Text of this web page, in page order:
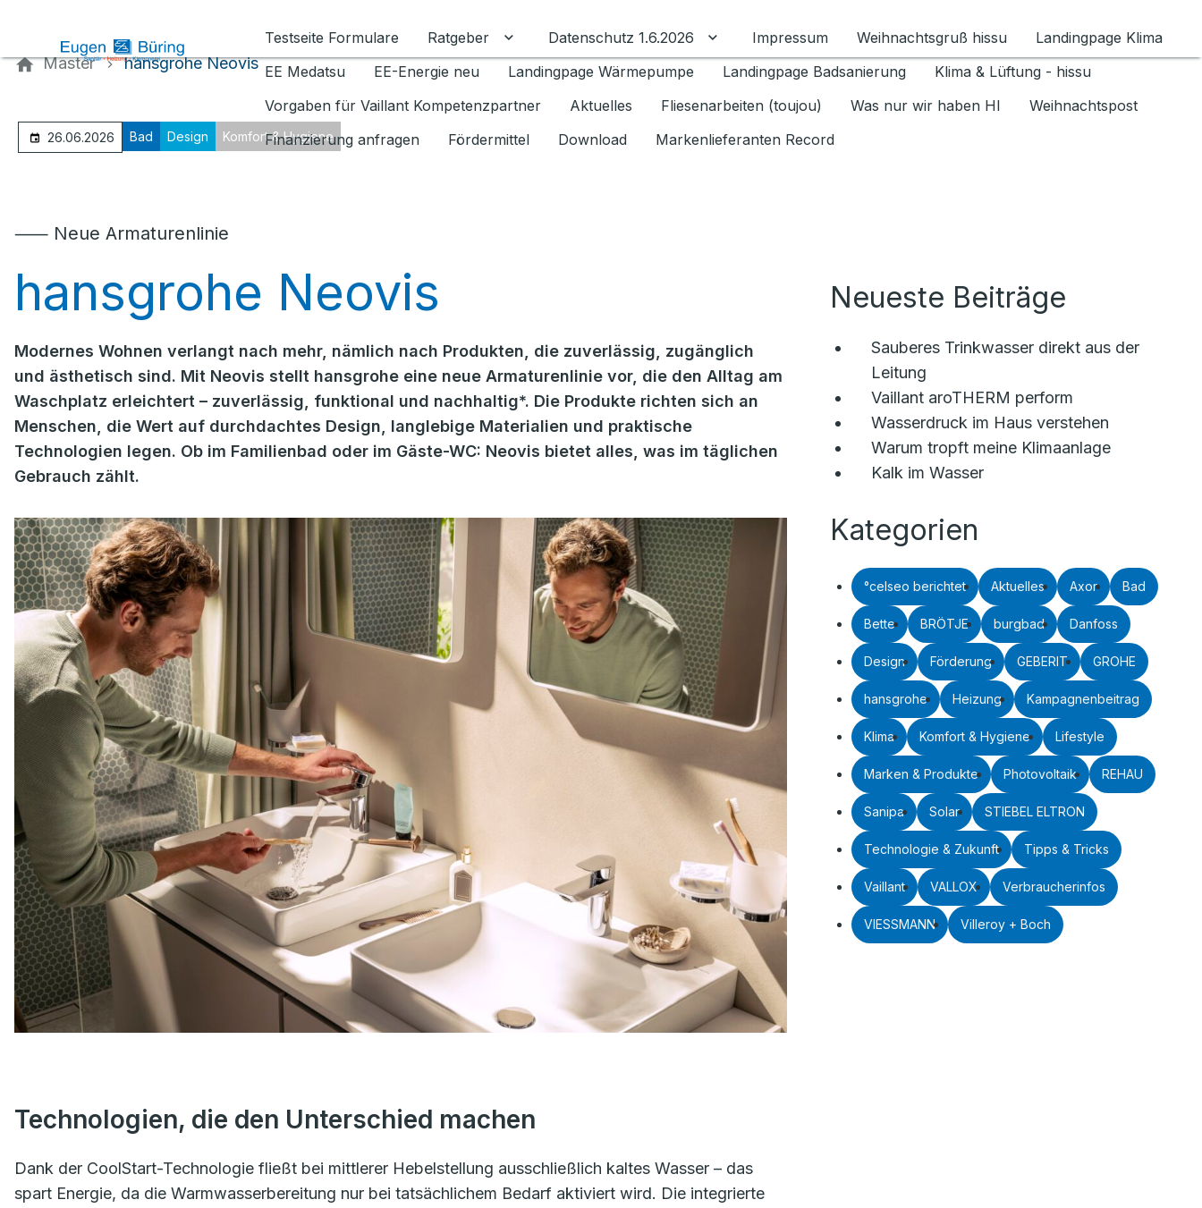
Testseite Formulare
Ratgeber Untermenü für Ratgeber umschalten
Datenschutz 1.6.2026 Untermenü für Datenschutz 1.6.2026 umschalten
Impressum Weihnachtsgruß hissu
Landingpage Klima
EE Medatsu
EE-Energie neu Landingpage Wärmepumpe Landingpage Badsanierung
Klima & Lüftung - hissu
Vorgaben für Vaillant Kompetenzpartner
Aktuelles Fliesenarbeiten (toujou) Was nur wir haben HI
Weihnachtspost
Finanzierung anfragen
Fördermittel Download Markenlieferanten Record
Master hansgrohe Neovis
26.06.2026 Bad Design Komfort & Hygiene
⸺ Neue Armaturenlinie
hansgrohe Neovis
Modernes Wohnen verlangt nach mehr, nämlich nach Produkten, die zuverlässig, zugänglich
und ästhetisch sind. Mit Neovis stellt hansgrohe eine neue Armaturenlinie vor, die den Alltag am
Waschplatz erleichtert – zuverlässig, funktional und nachhaltig*. Die Produkte richten sich an
Menschen, die Wert auf durchdachtes Design, langlebige Materialien und praktische
Technologien legen. Ob im Familienbad oder im Gäste-WC: Neovis bietet alles, was im täglichen
Gebrauch zählt.
Technologien, die den Unterschied machen
Dank der CoolStart-Technologie fließt bei mittlerer Hebelstellung ausschließlich kaltes Wasser – das
spart Energie, da die Warmwasserbereitung nur bei tatsächlichem Bedarf aktiviert wird. Die integrierte
Neueste Beiträge
Sauberes Trinkwasser direkt aus der
Leitung
Vaillant aroTHERM perform
Wasserdruck im Haus verstehen
Warum tropft meine Klimaanlage
Kalk im Wasser
Kategorien
°celseo berichtet Aktuelles Axor Bad
Bette BRÖTJE burgbad Danfoss
Design Förderung GEBERIT GROHE
hansgrohe Heizung Kampagnenbeitrag
Klima Komfort & Hygiene Lifestyle
Marken & Produkte Photovoltaik REHAU
Sanipa Solar STIEBEL ELTRON
Technologie & Zukunft Tipps & Tricks
Vaillant VALLOX Verbraucherinfos
VIESSMANN Villeroy + Boch